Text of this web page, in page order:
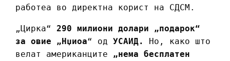
работеа во директна корист на СДСМ.
„Цирка“ 290 милиони долари „подарок“
за овие „Нџиоа“ од УСАИД.
Но, како што
велат американците „нема бесплатен